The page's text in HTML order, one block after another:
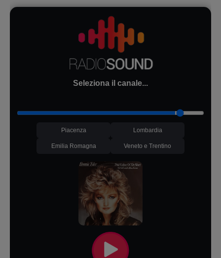
Seleziona il canale...
Piacenza Lombardia
Emilia Romagna Veneto e Trentino